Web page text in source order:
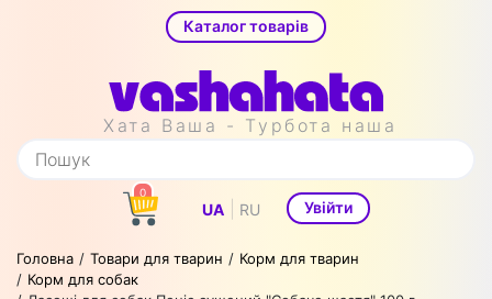
Каталог товарів
Хата Ваша - Турбота наша
0
UA RU Увійти
Головна Товари для тварин
Корм для тварин
Корм для собак